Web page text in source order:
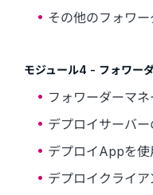
その他のフォワ
モジュール4 - フォワー
フォワーダーマ
デプロイサーバー
デプロイAppを
デプロイクライ